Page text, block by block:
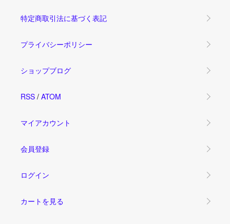
特定商取引法に基づく表記
プライバシーポリシー
ショップブログ
RSS / ATOM
マイアカウント
会員登録
ログイン
カートを見る